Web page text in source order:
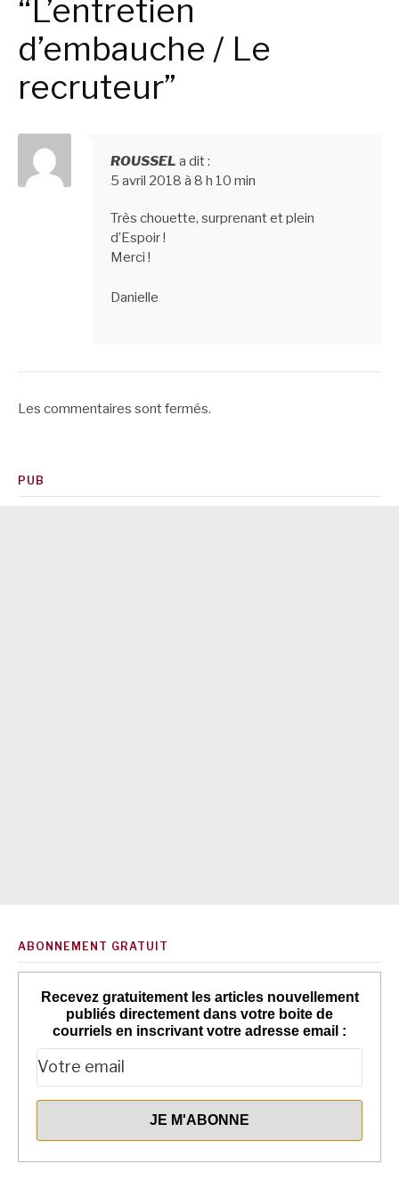
“L’entretien
d’embauche / Le
recruteur”
ROUSSEL a dit :
5 avril 2018 à 8 h 10 min
Très chouette, surprenant et plein
d’Espoir !
Merci !
Danielle
Les commentaires sont fermés.
PUB
ABONNEMENT GRATUIT
Recevez gratuitement les articles nouvellement
publiés directement dans votre boite de
courriels en inscrivant votre adresse email :